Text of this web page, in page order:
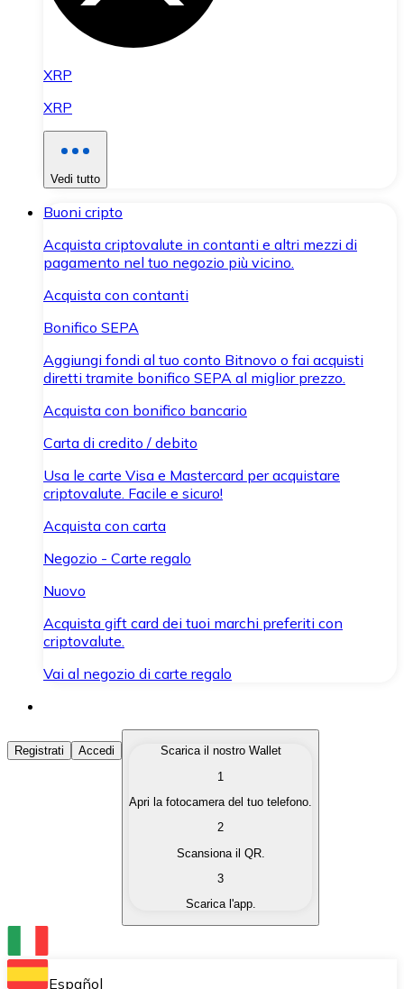
XRP
XRP
Vedi tutto
Buoni cripto
Acquista criptovalute in contanti e altri mezzi di
pagamento nel tuo negozio più vicino.
Acquista con contanti
Bonifico SEPA
Aggiungi fondi al tuo conto Bitnovo o fai acquisti
diretti tramite bonifico SEPA al miglior prezzo.
Acquista con bonifico bancario
Carta di credito / debito
Usa le carte Visa e Mastercard per acquistare
criptovalute. Facile e sicuro!
Acquista con carta
Negozio - Carte regalo
Nuovo
Acquista gift card dei tuoi marchi preferiti con
criptovalute.
Vai al negozio di carte regalo
Acquista Criptovalute
Acquista le criptovalute che ti interessano in modo
Converti le tue criptovalute in valuta fiat quando ne
Scambia una criptovaluta con un'altra
Conserva le tue cripto in un Wallet self-custodial.
Registrati Accedi
Scarica il nostro Wallet
1
Apri la fotocamera del tuo telefono.
2
Scansiona il QR.
3
Scarica l'app.
Español